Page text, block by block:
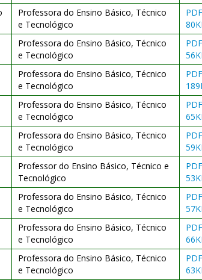
Professora do Ensino Básico, Técnico
e Tecnológico
Professora do Ensino Básico, Técnico
e Tecnológico
Professora do Ensino Básico, Técnico
e Tecnológico
Professora do Ensino Básico, Técnico
e Tecnológico
Professora do Ensino Básico, Técnico
e Tecnológico
Professor do Ensino Básico, Técnico e
Tecnológico
Professora do Ensino Básico, Técnico
e Tecnológico
Professora do Ensino Básico, Técnico
e Tecnológico
Professora do Ensino Básico, Técnico
e Tecnológico